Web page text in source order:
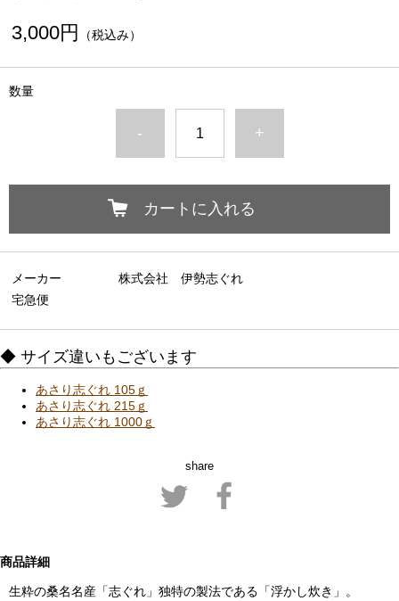
3,000円 （税込み）
数量
- +
カートに入れる
メーカー
株式会社 伊勢志ぐれ
宅急便
◆ サイズ違いもございます
あさり志ぐれ 105ｇ
あさり志ぐれ 215ｇ
あさり志ぐれ 1000ｇ
share
商品詳細
生粋の桑名名産「志ぐれ」独特の製法である「浮かし炊き」。